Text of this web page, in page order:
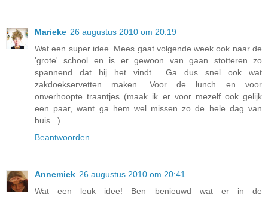
Marieke 26 augustus 2010 om 20:19
Wat een super idee. Mees gaat volgende week ook naar de
'grote' school en is er gewoon van gaan stotteren zo
spannend dat hij het vindt... Ga dus snel ook wat
zakdoekservetten maken. Voor de lunch en voor
onverhoopte traantjes (maak ik er voor mezelf ook gelijk
een paar, want ga hem wel missen zo de hele dag van
huis...).
Beantwoorden
Annemiek 26 augustus 2010 om 20:41
Wat een leuk idee! Ben benieuwd wat er in de